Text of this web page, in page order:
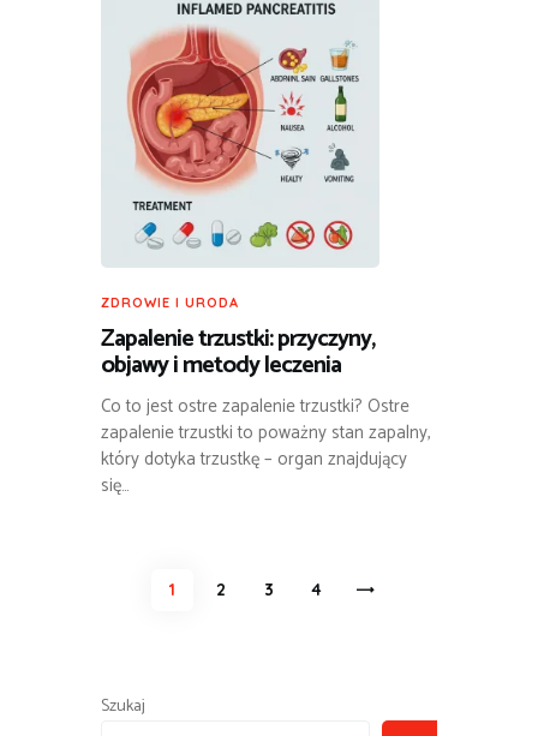
ZDROWIE I URODA
Zapalenie trzustki: przyczyny,
objawy i metody leczenia
Co to jest ostre zapalenie trzustki? Ostre
zapalenie trzustki to poważny stan zapalny,
który dotyka trzustkę – organ znajdujący
się…
Stronicowanie
PAGE
1 PAGE
2 PAGE
3 PAGE
4
Szukaj